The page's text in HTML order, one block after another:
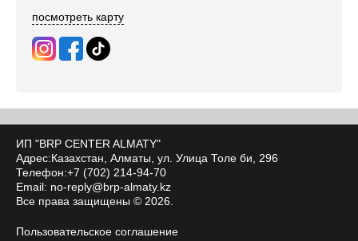
посмотреть карту
ИП "BRP CENTER ALMATY"
Адрес:Казахстан, Алматы, ул. ​Улица Толе би, 296
Телефон:+7 (702) 214-94-70
Email: no-reply@brp-almaty.kz
Все права защищены © 2026.
Пользовательское соглашение